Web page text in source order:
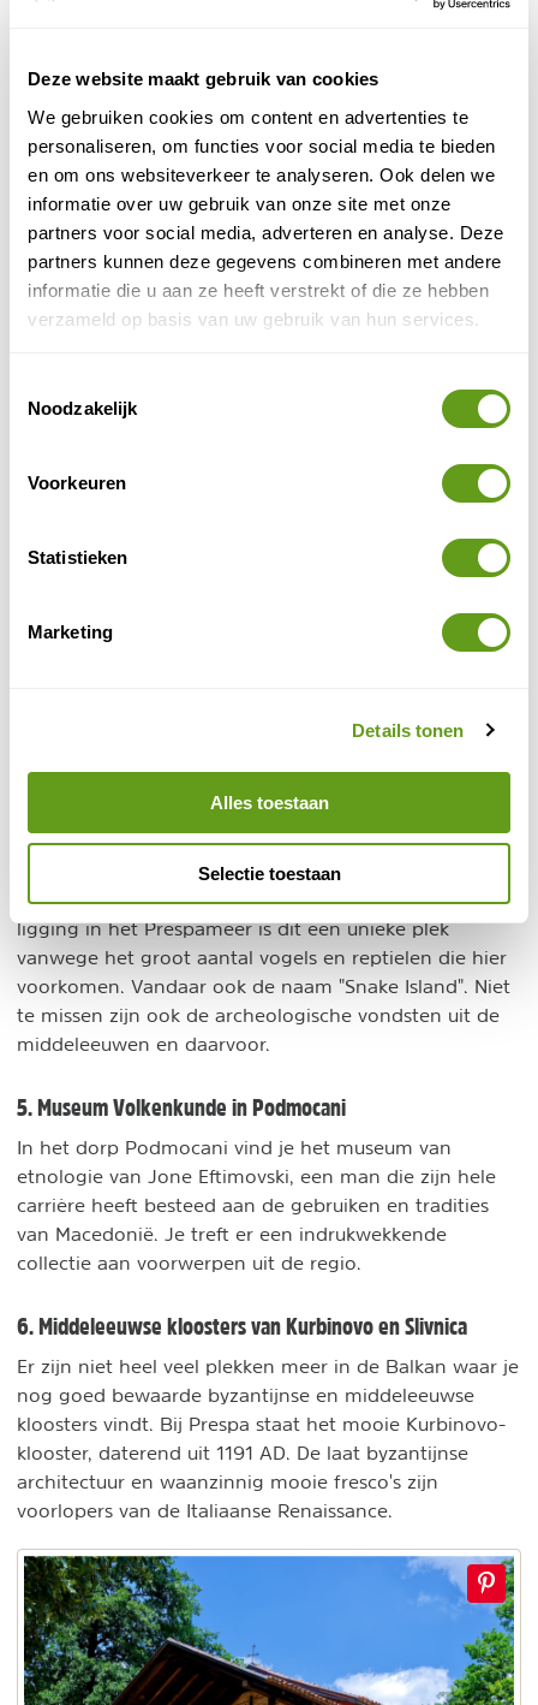
Deze website maakt gebruik van cookies
We gebruiken cookies om content en advertenties te
personaliseren, om functies voor social media te bieden
en om ons websiteverkeer te analyseren. Ook delen we
informatie over uw gebruik van onze site met onze
partners voor social media, adverteren en analyse. Deze
partners kunnen deze gegevens combineren met andere
informatie die u aan ze heeft verstrekt of die ze hebben
verzameld op basis van uw gebruik van hun services.
Noodzakelijk
Voorkeuren
Statistieken
Marketing
Details tonen
Alles toestaan
Selectie toestaan
ligging zijn hier nog vele zelfvoorzienende
Lokaal gerecht
Voor foodies gaat niets boven een kookles van lokale
koks, die de lekkerste gerechten uit de pan toveren. Je
4. Boottocht naar Slangeneiland
Het rotsachtig eiland Golem Grad is het enige eiland
van Noord-Macedonië. Het maakt ook deel uit van het
Galicica nationaal park. Buiten de adembenemende
ligging in het Prespameer is dit een unieke plek
vanwege het groot aantal vogels en reptielen die hier
voorkomen. Vandaar ook de naam "Snake Island". Niet
te missen zijn ook de archeologische vondsten uit de
middeleeuwen en daarvoor.
5. Museum Volkenkunde in Podmocani
In het dorp Podmocani vind je het museum van
etnologie van Jone Eftimovski, een man die zijn hele
carrière heeft besteed aan de gebruiken en tradities
van Macedonië. Je treft er een indrukwekkende
collectie aan voorwerpen uit de regio.
6. Middeleeuwse kloosters van Kurbinovo en Slivnica
Er zijn niet heel veel plekken meer in de Balkan waar je
nog goed bewaarde byzantijnse en middeleeuwse
kloosters vindt. Bij Prespa staat het mooie Kurbinovo-
klooster, daterend uit 1191 AD. De laat byzantijnse
architectuur en waanzinnig mooie fresco's zijn
voorlopers van de Italiaanse Renaissance.